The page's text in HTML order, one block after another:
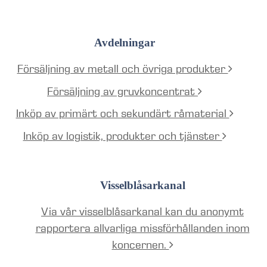
Avdelningar
Försäljning av metall och övriga produkter
Försäljning av gruvkoncentrat
Inköp av primärt och sekundärt råmaterial
Inköp av logistik, produkter och tjänster
Visselblåsarkanal
Via vår visselblåsarkanal kan du anonymt
rapportera allvarliga missförhållanden inom
koncernen.